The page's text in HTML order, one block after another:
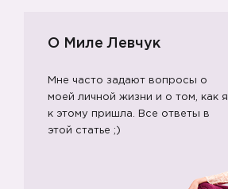
О Миле Левчук
Мне часто задают вопросы о
моей личной жизни и о том, как я
к этому пришла. Все ответы в
этой статье ;)